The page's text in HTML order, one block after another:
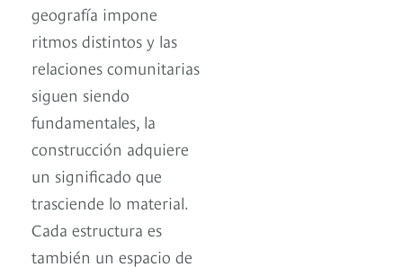
geografía impone
ritmos distintos y las
relaciones comunitarias
siguen siendo
fundamentales, la
construcción adquiere
un significado que
trasciende lo material.
Cada estructura es
también un espacio de